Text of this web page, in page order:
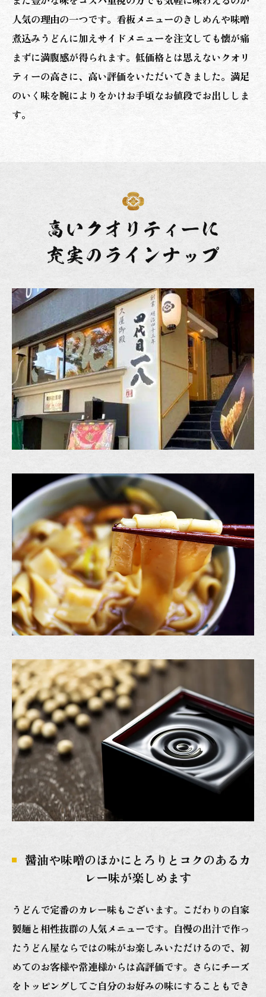
人気の理由の一つです。看板メニューのきしめんや味噌
煮込みうどんに加えサイドメニューを注文しても懐が痛
まずに満腹感が得られます。低価格とは思えないクオリ
ティーの高さに、高い評価をいただいてきました。満足
のいく味を腕によりをかけお手頃なお値段でお出ししま
す。
醤油や味噌のほかにとろりとコクのあるカ
レー味が楽しめます
うどんで定番のカレー味もございます。こだわりの自家
製麺と相性抜群の人気メニューです。自慢の出汁で作っ
たうどん屋ならではの味がお楽しみいただけるので、初
めてのお客様や常連様からは高評価です。さらにチーズ
をトッピングしてご自分のお好みの味にすることもでき